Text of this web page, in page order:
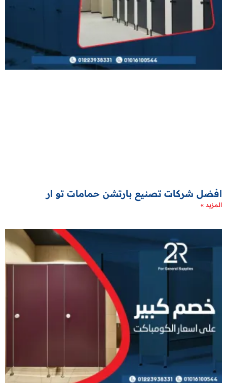
افضل شركات تصنيع بارتشن حمامات تو ار
المزيد »